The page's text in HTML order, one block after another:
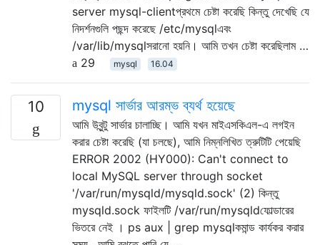
server mysql-clientপ্রথমে চেষ্টা করেছি কিন্তু দেখেছি যে
নিদর্শনগুলি পছন্দ করেছে /etc/mysqlএবং
/var/lib/mysqlসরানো হয়নি। আমি তখন চেষ্টা করেছিলাম …
29
mysql 16.04
10 mysql সার্ভার আরম্ভ ব্যর্থ হয়েছে
আমি উবুন্টু সার্ভার চালাচ্ছি। আমি যখন মাইএসকিএল-এ লগইন
করার চেষ্টা করেছি (যা চলছে), আমি নিম্নলিখিত ত্রুটিটি পেয়েছি
ERROR 2002 (HY000): Can't connect to
local MySQL server through socket
'/var/run/mysqld/mysqld.sock' (2) কিন্তু
mysqld.sock ফাইলটি /var/run/mysqldফোল্ডারের
ভিতরে নেই । ps aux | grep mysqlকমান্ড কার্যকর করার